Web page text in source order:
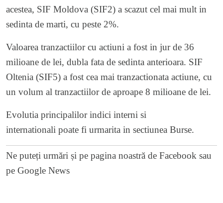
acestea, SIF Moldova (SIF2) a scazut cel mai mult in
sedinta de marti, cu peste 2%.
Valoarea tranzactiilor cu actiuni a fost in jur de 36
milioane de lei, dubla fata de sedinta anterioara. SIF
Oltenia (SIF5) a fost cea mai tranzactionata actiune, cu
un volum al tranzactiilor de aproape 8 milioane de lei.
Evolutia principalilor indici interni si
internationali poate fi urmarita in sectiunea Burse.
Ne puteți urmări și pe pagina noastră de Facebook sau
pe Google News